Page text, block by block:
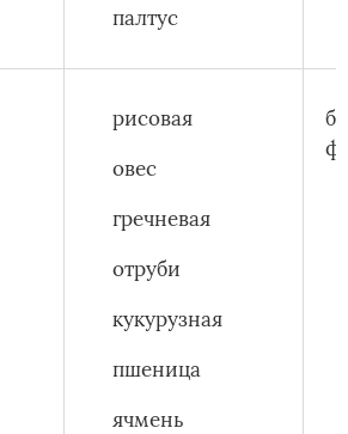
палтус
рисовая
овес
гречневая
отруби
кукурузная
пшеница
ячмень